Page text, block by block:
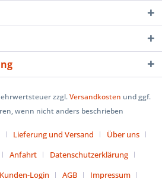
zzgl.Versandkosten und ggf.
wenn nicht anders beschrieben
Lieferung und Versand
Über uns
Anfahrt
Datenschutzerklärung
Kunden-Login AGB Impressum